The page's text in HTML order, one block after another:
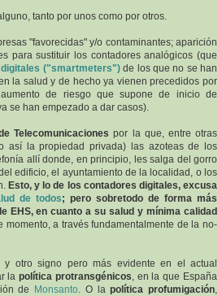
tanto por unos como por otros.
"favorecidas" y/o contaminantes; aparición
para sustituir los contadores analógicos (que
("smartmeters") de los que no se han
la salud y de hecho ya vienen precedidos por
de riesgo que supone de inicio de
se han empezado a dar casos).
Telecomunicaciones por la que, entre otras
así la propiedad privada) las azoteas de los
allí donde, en principio, les salga del gorro
edificio, el ayuntamiento de la localidad, o los
Esto, y lo de los contadores digitales, excusa
de todos; pero sobretodo de forma más
EHS, en cuanto a su salud y mínima calidad
a través fundamentalmente de la no-
otro signo pero más evidente en el actual
lapolítica protransgénicos, en la que España
de
Monsanto. O lapolítica profumigación,